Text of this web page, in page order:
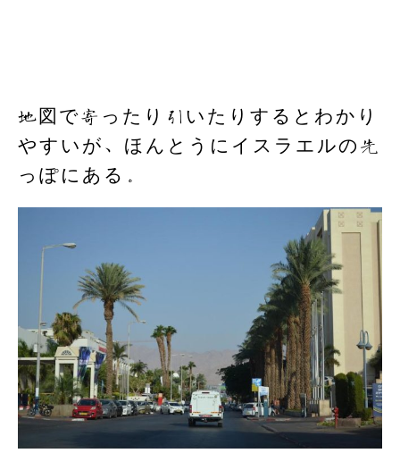
地図で寄ったり引いたりするとわかり
やすいが、ほんとうにイスラエルの先
っぽにある。